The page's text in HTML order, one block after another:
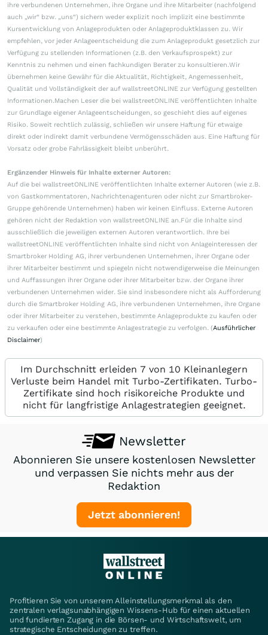
ihre verbundenen Unternehmen, ihre Organe und ihre Mitarbeiter (nachfolgend
auch „wir“ bzw. „uns“) sichern weder explizit noch implizit eine bestimmte
Kursentwicklung von Anlageprodukten oder Anlageproduktklassen zu. Wir
empfehlen, vor jeder Anlageentscheidung die zum Anlageprodukt gesetzlich zur
Verfügung zu stellenden Informationen (z.B. den Verkaufsprospekt) zur
Kenntnis zu nehmen und einen fachkundigen Berater zu konsultieren.Wir
übernehmen keine Gewähr für die Aktualität, Richtigkeit, Angemessenheit,
Qualität und Vollständigkeit der auf wallstreetONLINE zur Verfügung gestellten
Informationen.Machen Leser die bei wallstreetONLINE veröffentlichten Inhalte
zur Grundlage eigener Anlageentscheidungen, so geschieht dies auf eigenes
Risiko. Soweit rechtlich zulässig, schließen wir unsere Haftung für etwaige
direkt oder indirekt damit verbundene Vermögensschäden aus. Eine Haftung für
Vorsatz oder grobe Fahrlässigkeit bleibt unberührt.
Ergänzender Hinweis für Inhalte externer Autoren:
Auf die bei wallstreetONLINE veröffentlichten Inhalte externer Autoren (wie z.B.
von Gastkommentatoren, Nachrichtenagenturen oder nicht zur Smartbroker-
Gruppe gehörende Unternehmen) haben wir keinen Einfluss. Externe Autoren
gehören nicht der Redaktion von wallstreetONLINE an.Für die Inhalte sind
ausschließlich die jeweiligen externen Autoren verantwortlich. Ihre bei
wallstreetONLINE veröffentlichten Inhalte sind nicht von Anlageinteressen der
Smartbroker Holding AG, ihrer verbundenen Unternehmen, ihrer Organe oder
ihrer Mitarbeiter bestimmt und spiegeln nicht notwendigerweise die Meinungen
und Auffassungen ihrer Organe oder ihrer Mitarbeiter bzw. der Organe ihrer
verbundenen Unternehmen wider. Sie sind insbesondere nicht als Aufforderung
durch die Smartbroker Holding AG, ihre verbundenen Unternehmen, ihre Organe
oder ihrer Mitarbeiter zu verstehen, bestimmte Anlageprodukte zu kaufen oder
zu verkaufen oder eine bestimmte Anlagestrategie zu verfolgen. (Ausführlicher
Disclaimer)
Im Durchschnitt erleiden 7 von 10 Kleinanlegern
Verluste beim Handel mit Turbo-Zertifikaten. Turbo-
Zertifikate sind hoch risikoreiche Produkte und
nicht für langfristige Anlagestrategien geeignet.
Newsletter
Abonnieren Sie unsere kostenlosen Newsletter
und verpassen Sie nichts mehr aus der
Redaktion
Jetzt abonnieren!
Profitieren Sie von unserem Alleinstellungsmerkmal als den
zentralen verlagsunabhängigen Wissens-Hub für einen aktuellen
und fundierten Zugang in die Börsen- und Wirtschaftswelt, um
strategische Entscheidungen zu treffen.